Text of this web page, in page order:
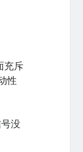
充斥
性
没